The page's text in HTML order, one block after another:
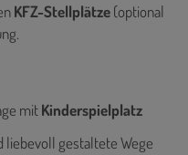
KFZ-Stellplätze(optional
mitKinderspielplatz
liebevoll gestaltete Wege